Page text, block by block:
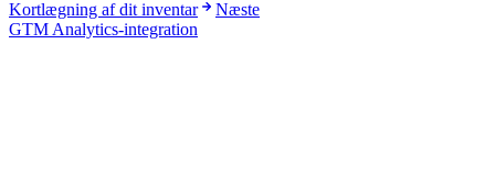
Kortlægning af dit inventar
Næste
GTM Analytics-integration